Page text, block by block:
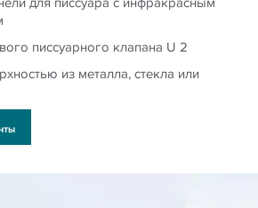
писсуарного клапана U 2
из металла, стекла или